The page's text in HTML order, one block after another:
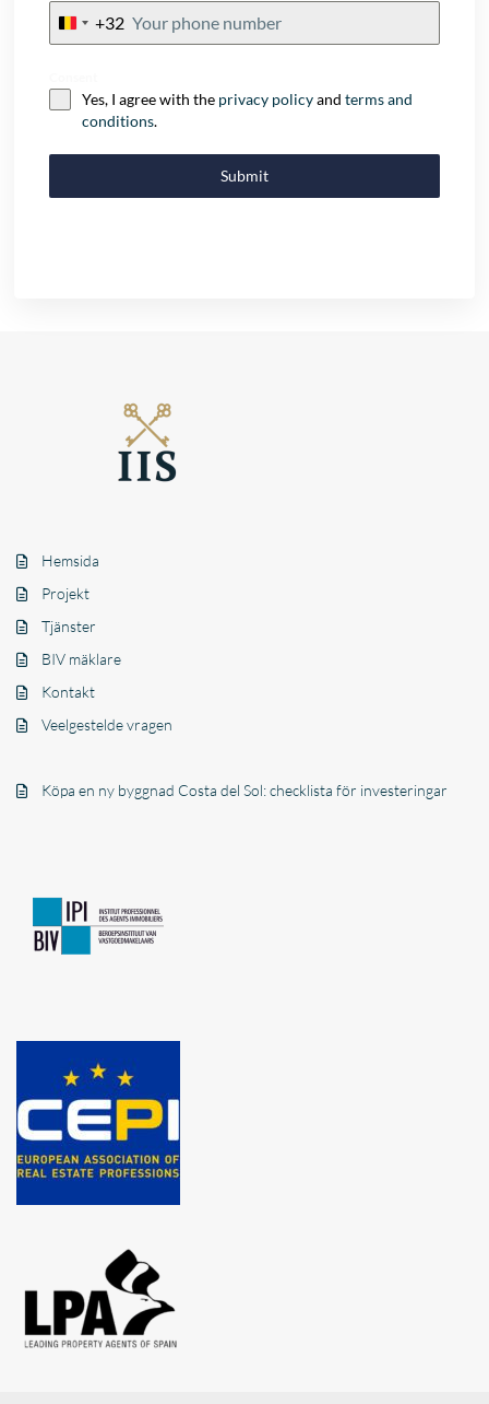
Belgium
+32
Yes, I agree with the privacy policyandterms and
conditions.
Submit
Hemsida
Projekt
Tjänster
BIV mäklare
Kontakt
Veelgestelde vragen
Köpa en ny byggnad Costa del Sol: checklista för investeringar